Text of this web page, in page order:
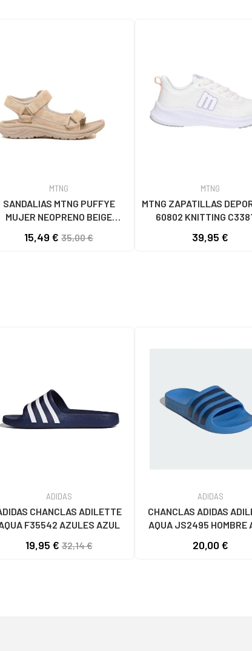
MTNG
SANDALIAS MTNG PUFFYE
MUJER NEOPRENO BEIGE
- NEOPRENE BEIGE
15,49 € 35,00 €
MTNG
MTNG ZAPATILLAS
60802 KNITTING
39,95 €
ADIDAS
CHANCLAS ADILETTE
F35542 AZULES AZUL
19,95 €32,14 €
ADIDAS
CHANCLAS ADIDAS
AQUA JS2495 HOMBRE
20,00 €